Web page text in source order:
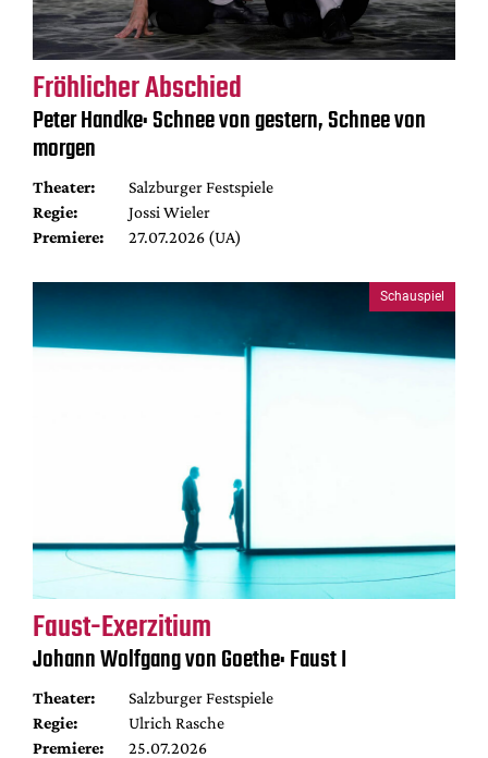
Fröhlicher Abschied
Peter Handke: Schnee von gestern, Schnee von
morgen
Theater:
Salzburger Festspiele
Regie:
Jossi Wieler
Premiere:
27.07.2026 (UA)
Schauspiel
Faust-Exerzitium
Johann Wolfgang von Goethe: Faust I
Theater:
Salzburger Festspiele
Regie:
Ulrich Rasche
Premiere:
25.07.2026